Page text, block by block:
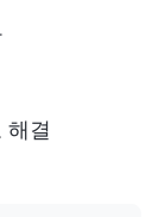
해결